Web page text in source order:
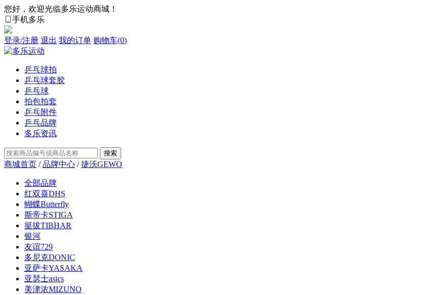
您好，欢迎光临多乐运动商城！
手机多乐
登录/注册 退出 我的订单 购物车(0)
乒乓球拍
乒乓球套胶
乒乓球
拍包拍套
乒乓附件
乒乓品牌
多乐资讯
商城首页 /品牌中心 /捷沃GEWO
全部品牌
红双喜DHS
蝴蝶Butterfly
斯帝卡STIGA
挺拔TIBHAR
银河
友谊729
多尼克DONIC
亚萨卡YASAKA
亚瑟士asics
美津浓MIZUNO